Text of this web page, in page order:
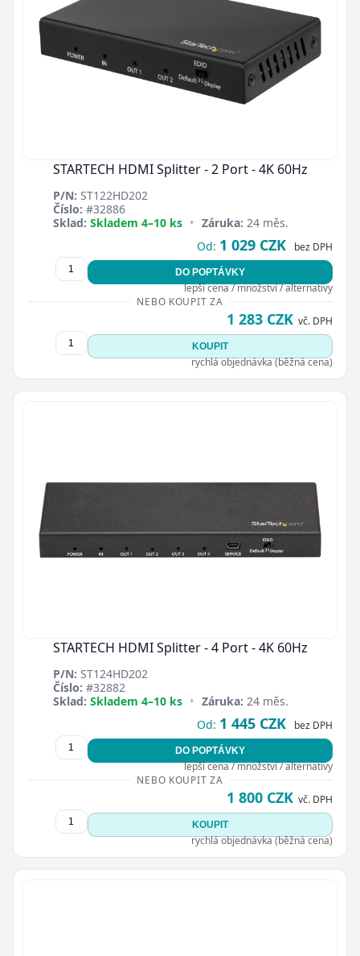
STARTECH HDMI Splitter - 2 Port - 4K 60Hz
P/N: ST122HD202
Číslo: #32886
Sklad: Skladem 4–10 ks • Záruka: 24 měs.
Od: 1 029 CZK bez DPH
DO POPTÁVKY
lepší cena / množství / alternativy
NEBO KOUPIT ZA
1 283 CZK vč. DPH
KOUPIT
rychlá objednávka (běžná cena)
STARTECH HDMI Splitter - 4 Port - 4K 60Hz
P/N: ST124HD202
Číslo: #32882
Sklad: Skladem 4–10 ks • Záruka: 24 měs.
Od: 1 445 CZK bez DPH
DO POPTÁVKY
lepší cena / množství / alternativy
NEBO KOUPIT ZA
1 800 CZK vč. DPH
KOUPIT
rychlá objednávka (běžná cena)